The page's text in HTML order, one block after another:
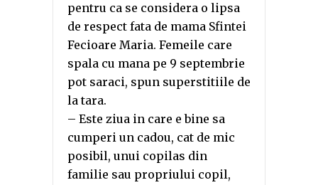
pentru ca se considera o lipsa
de respect fata de mama Sfintei
Fecioare Maria. Femeile care
spala cu mana pe 9 septembrie
pot saraci, spun superstitiile de
la tara.
– Este ziua in care e bine sa
cumperi un cadou, cat de mic
posibil, unui copilas din
familie sau propriului copil,